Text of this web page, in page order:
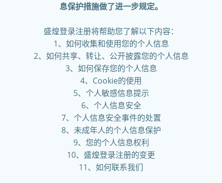
息保护措施做了进一步规定。
盛煌登录注册将帮助您了解以下内容：
1、如何收集和使用您的个人信息
2、如何共享、转让、公开披露您的个人信息
3、如何保存您的个人信息
4、Cookie的使用
5、个人敏感信息提示
6、个人信息安全
7、个人信息安全事件的处置
8、未成年人的个人信息保护
9、您的个人信息权利
10、盛煌登录注册的变更
11、如何联系我们